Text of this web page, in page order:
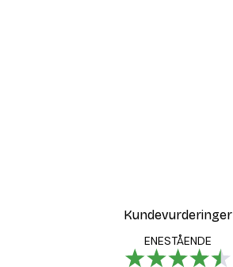
Kundevurderinger
ENESTÅENDE